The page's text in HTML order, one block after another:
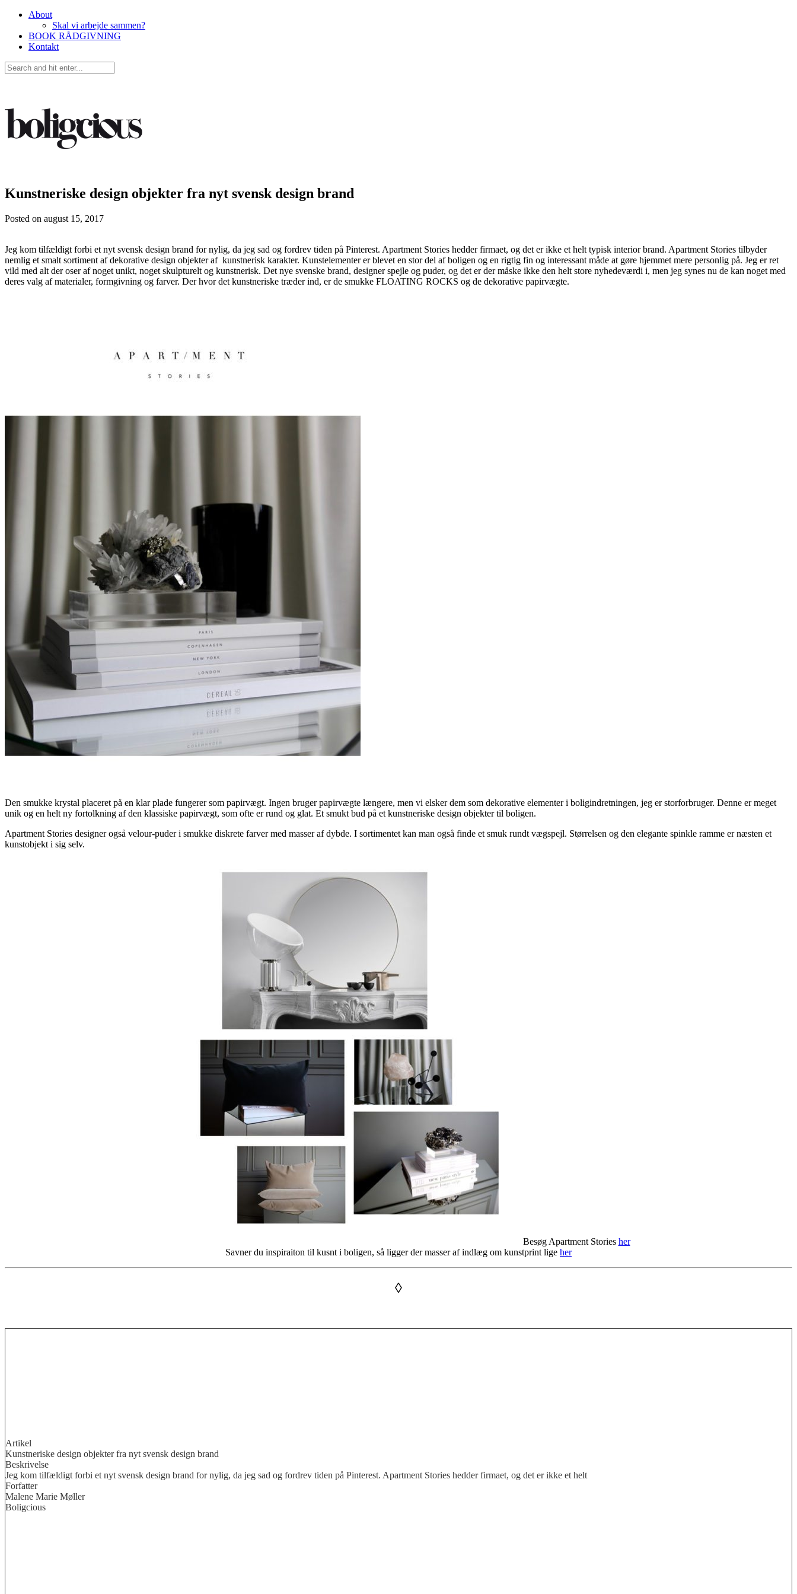
About
Skal vi arbejde sammen?
BOOK RÅDGIVNING
Kontakt
Kunstneriske design objekter fra nyt svensk design brand
Posted on august 15, 2017
Jeg kom tilfældigt forbi et nyt svensk design brand for nylig, da jeg sad og fordrev tiden på Pinterest. Apartment Stories hedder firmaet, og det er ikke et helt typisk interior brand. Apartment Stories tilbyder
nemlig et smalt sortiment af dekorative design objekter af kunstnerisk karakter. Kunstelementer er blevet en stor del af boligen og en rigtig fin og interessant måde at gøre hjemmet mere personlig på. Jeg er ret
vild med alt der oser af noget unikt, noget skulpturelt og kunstnerisk. Det nye svenske brand, designer spejle og puder, og det er der måske ikke den helt store nyhedeværdi i, men jeg synes nu de kan noget med
deres valg af materialer, formgivning og farver. Der hvor det kunstneriske træder ind, er de smukke FLOATING ROCKS og de dekorative papirvægte.
Den smukke krystal placeret på en klar plade fungerer som papirvægt. Ingen bruger papirvægte længere, men vi elsker dem som dekorative elementer i boligindretningen, jeg er storforbruger. Denne er meget
unik og en helt ny fortolkning af den klassiske papirvægt, som ofte er rund og glat. Et smukt bud på et kunstneriske design objekter til boligen.
Apartment Stories designer også velour-puder i smukke diskrete farver med masser af dybde. I sortimentet kan man også finde et smuk rundt vægspejl. Størrelsen og den elegante spinkle ramme er næsten et
kunstobjekt i sig selv.
Besøg Apartment Stories her
Savner du inspiraiton til kusnt i boligen, så ligger der masser af indlæg om kunstprint lige her
◊
Artikel
Kunstneriske design objekter fra nyt svensk design brand
Beskrivelse
Jeg kom tilfældigt forbi et nyt svensk design brand for nylig, da jeg sad og fordrev tiden på Pinterest. Apartment Stories hedder firmaet, og det er ikke et helt
Forfatter
Malene Marie Møller
Boligcious